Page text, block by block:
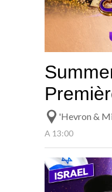
'Hevron &
A 13:00